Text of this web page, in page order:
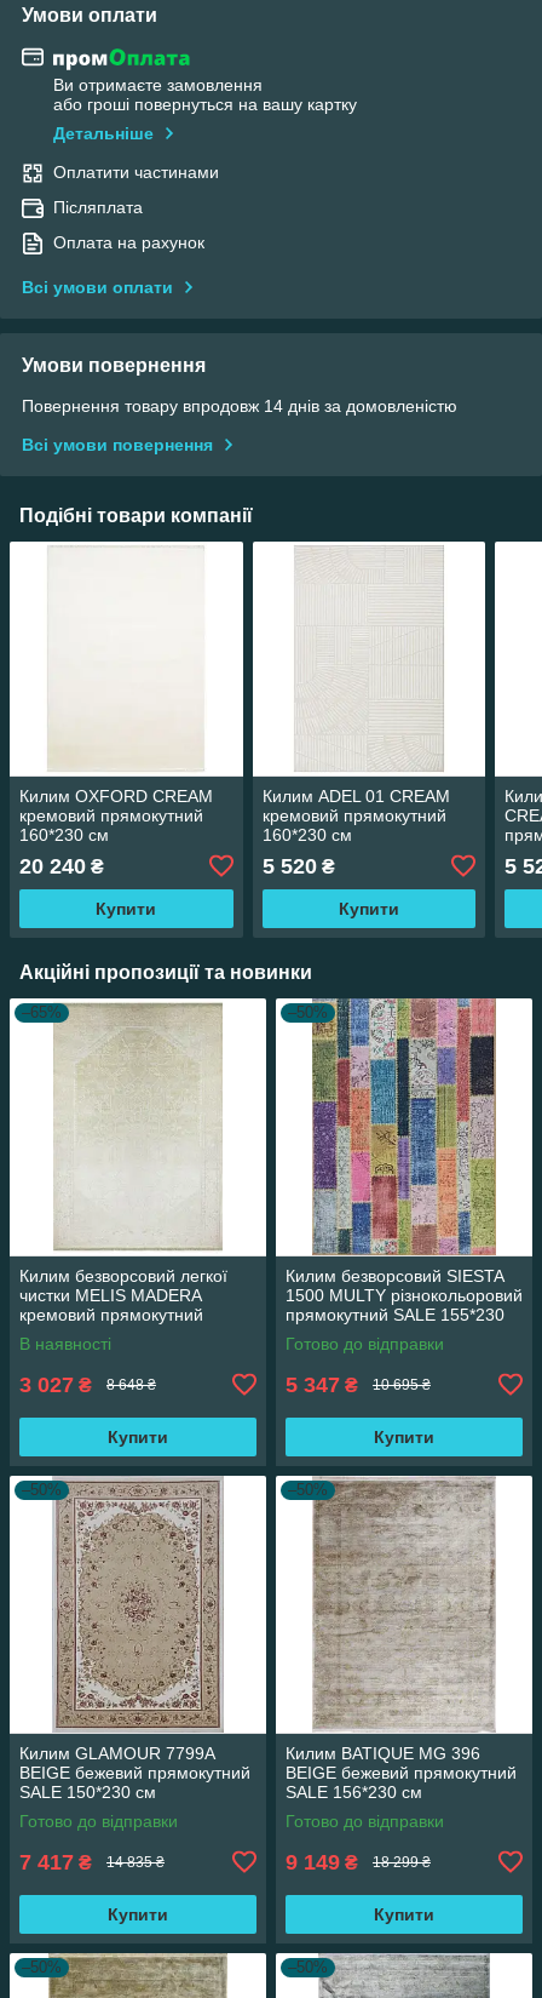
Умови оплати
Ви отримаєте замовлення
або гроші повернуться на вашу картку
Детальніше
Оплатити частинами
Післяплата
Оплата на рахунок
Всі умови оплати
Умови повернення
Повернення товару впродовж 14 днів за домовленістю
Всі умови повернення
Подібні товари компанії
Килим OXFORD CREAM
кремовий прямокутний
160*230 см
20 240 ₴
Купити
Килим ADEL 01 CREAM
кремовий прямокутний
160*230 см
5 520₴
Купити
5
Акційні пропозиції та новинки
–65%
Килим безворсовий легкої
чистки MELIS MADERA
кремовий прямокутний
160*230 см
В наявності
3 027 ₴ 8 648 ₴
Купити
–50%
Килим безворсовий SIESTA
1500 MULTY різнокольоровий
прямокутний SALE 155*230
см
Готово до відправки
5 347 ₴ 10 695 ₴
Купити
–50%
Килим GLAMOUR 7799A
BEIGE бежевий прямокутний
SALE 150*230 см
Готово до відправки
7 417 ₴ 14 835 ₴
Купити
–50%
Килим BATIQUE MG 396
BEIGE бежевий прямокутний
SALE 156*230 см
Готово до відправки
9 149 ₴ 18 299 ₴
Купити
–50% –50%